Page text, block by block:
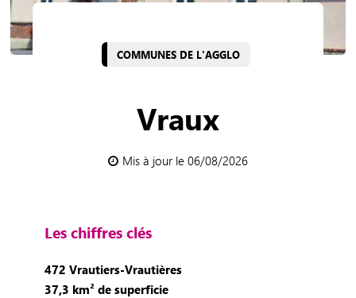
COMMUNES DE L'AGGLO
Vraux
Mis à jour le 06/08/2026
Les chiffres clés
472 Vrautiers-Vrautières
37,3 km² de superficie